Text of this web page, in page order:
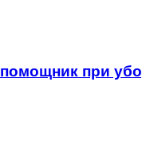
при